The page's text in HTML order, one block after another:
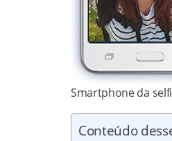
Smartphone da
Conteúdo